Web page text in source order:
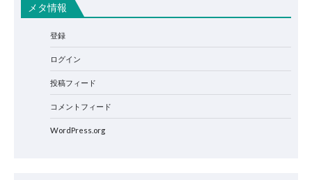
メタ情報
登録
ログイン
投稿フィード
コメントフィード
WordPress.org